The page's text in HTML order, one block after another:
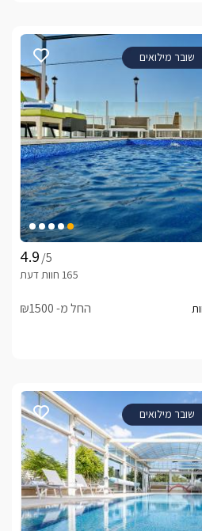
שובר מילואים
/5
החל מ- ₪1500
שובר מילואים